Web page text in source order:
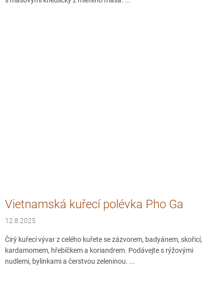
Vietnamská kuřecí polévka Pho Ga
12.8.2025
Čirý kuřecí vývar z celého kuřete se zázvorem, badyánem, skořicí,
kardamomem, hřebíčkem a koriandrem. Podávejte s rýžovými
nudlemi, bylinkami a čerstvou zeleninou. ...